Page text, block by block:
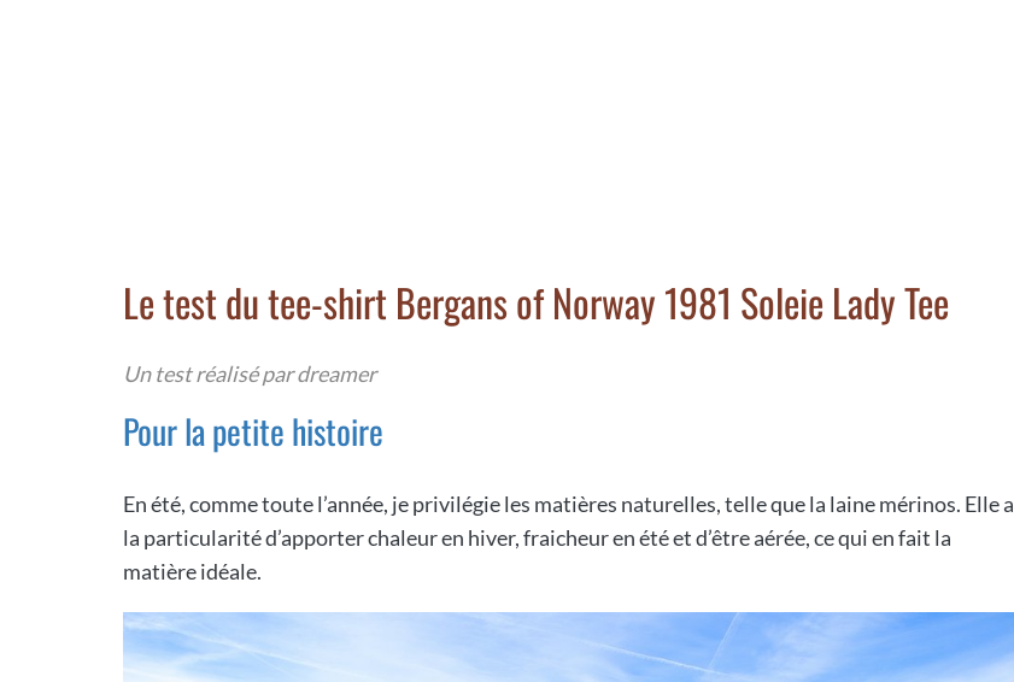
Le test du tee-shirt Bergans of Norway 1981 Soleie Lady Tee
Un test réalisé par dreamer
Pour la petite histoire
En été, comme toute l’année, je privilégie les matières naturelles, telle que la laine mérinos. Elle a
la particularité d’apporter chaleur en hiver, fraicheur en été et d’être aérée, ce qui en fait la
matière idéale.